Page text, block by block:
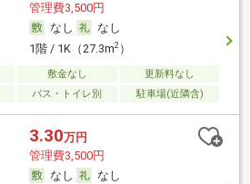
管理費3,500円
なし
なし
1階 / 1K（27.3m2）
敷金なし
更新料なし
バス・トイレ別 駐車場(近隣含)
3.30万円
管理費3,500円
なし
なし